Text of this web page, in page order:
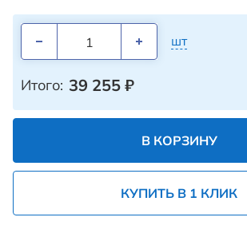
шт
Итого: 39 255 ₽
В КОРЗИНУ
КУПИТЬ В 1 КЛИК